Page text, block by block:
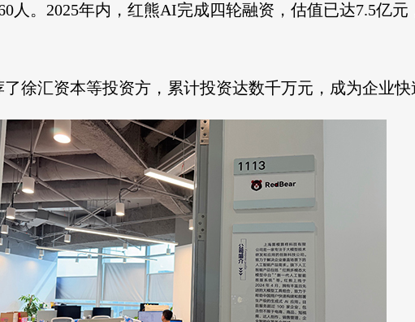
人。2025年内，红熊AI完成四轮融资，估值已达7.5亿元
徐汇资本等投资方，累计投资达数千万元，成为企业快